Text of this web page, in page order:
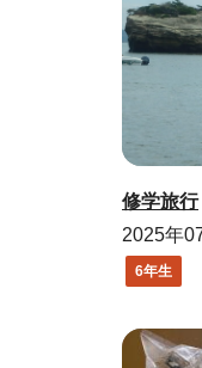
修学旅行
2025年
6年生